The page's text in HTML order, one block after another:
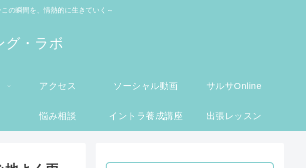
の瞬間を、情熱的に生きていく～
グ・ラボ
アクセス ソーシャル動画 サルサOnline
悩み相談 イントラ養成講座 出張レッスン